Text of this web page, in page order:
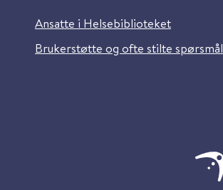
Ansatte i Helsebiblioteket
Brukerstøtte og ofte stilte spørsmål